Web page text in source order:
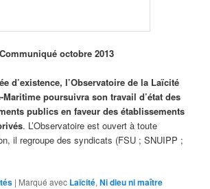
Communiqué octobre 2013
d’existence, l’Observatoire de la Laïcité
poursuivra son travail d’état des
publics en faveur des établissements
. L’Observatoire est ouvert à toute
il regroupe des syndicats (FSU ; SNUIPP ;
| Marqué avec Laïcité,Ni dieu ni maître